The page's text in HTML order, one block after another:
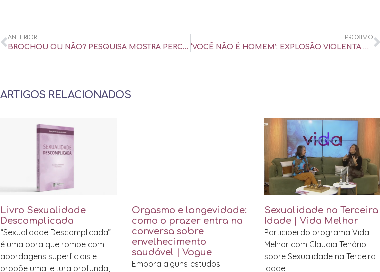
ANTERIOR
BROCHOU OU NÃO? PESQUISA MOSTRA PERCEPÇÕES DIFERENTES DE HOMENS E MULHERES – UOL UNIVERSA
PRÓXIMO
‘VOCÊ NÃO É HOMEM’: EXPLOSÃO VIOLENTA É SÍMBOLO DA GUERRA DE EGOS MASCULINA – UOL UNIVERSA
ARTIGOS RELACIONADOS
Livro Sexualidade
Descomplicada
“Sexualidade Descomplicada”
é uma obra que rompe com
abordagens superficiais e
propõe uma leitura profunda,
Orgasmo e longevidade:
como o prazer entra na
conversa sobre
envelhecimento
saudável | Vogue
Embora alguns estudos
Sexualidade na Terceira
Idade | Vida Melhor
Participei do programa Vida
Melhor com Claudia Tenório
sobre Sexualidade na Terceira
Idade